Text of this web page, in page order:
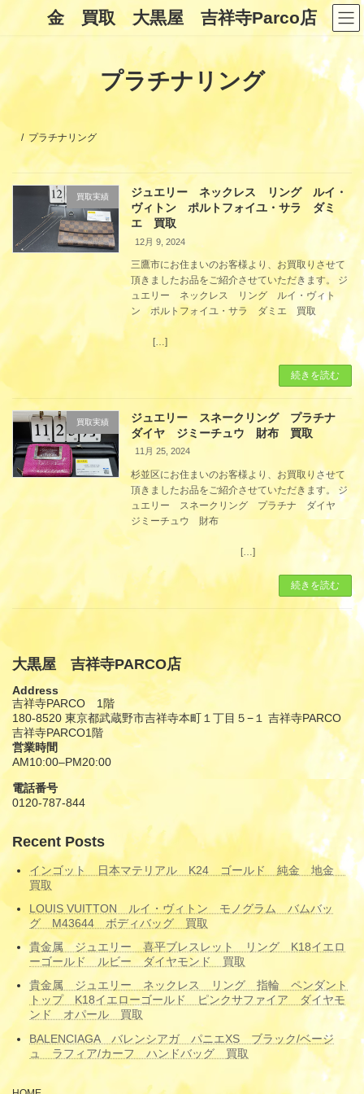
ン
キ
ッ
ー
に
移
金 買取 大黒屋 吉祥寺Parco店
プラチナリング
プラチナリング
買取実績
ジュエリー ネックレス リング ルイ・
ヴィトン ポルトフォイユ・サラ ダミ
エ 買取
12月 9, 2024
三鷹市にお住まいのお客様より、お買取りさせて
頂きましたお品をご紹介させていただきます。 ジ
ュエリー ネックレス リング ルイ・ヴィト
ン ポルトフォイユ・サラ ダミエ 買取
[…]
続きを読む
買取実績
ジュエリー スネークリング プラチナ
ダイヤ ジミーチュウ 財布 買取
11月 25, 2024
杉並区にお住まいのお客様より、お買取りさせて
頂きましたお品をご紹介させていただきます。 ジ
ュエリー スネークリング プラチナ ダイヤ
ジミーチュウ 財布
[…]
続きを読む
大黒屋 吉祥寺PARCO店
Address
吉祥寺PARCO 1階
180-8520 東京都武蔵野市吉祥寺本町１丁目５−１ 吉祥寺PARCO
吉祥寺PARCO1階
営業時間
AM10:00–PM20:00
電話番号
0120-787-844
Recent Posts
インゴット 日本マテリアル K24 ゴールド 純金 地金
買取
LOUIS VUITTON ルイ・ヴィトン モノグラム バムバッ
グ M43644 ボディバッグ 買取
貴金属 ジュエリー 喜平ブレスレット リング K18イエロ
ーゴールド ルビー ダイヤモンド 買取
貴金属 ジュエリー ネックレス リング 指輪 ペンダント
トップ K18イエローゴールド ピンクサファイア ダイヤモ
ンド オパール 買取
BALENCIAGA バレンシアガ パニエXS ブラック/ベージ
ュ ラフィア/カーフ ハンドバッグ 買取